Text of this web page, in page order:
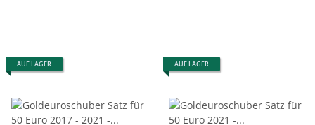
AUF LAGER AUF LAGER